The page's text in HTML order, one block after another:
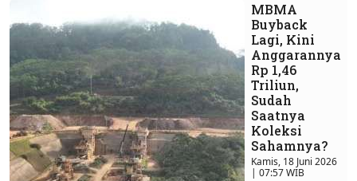
MBMA
Buyback
Lagi, Kini
Anggarannya
Rp 1,46
Triliun,
Sudah
Saatnya
Koleksi
Sahamnya?
Kamis, 18 Juni 2026
| 07:57 WIB